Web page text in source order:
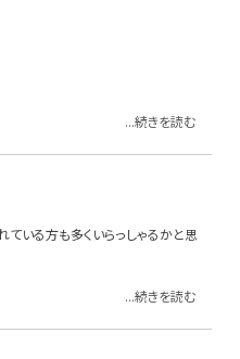
...続きを読む
いる方も多くいらっしゃるかと思
...続きを読む